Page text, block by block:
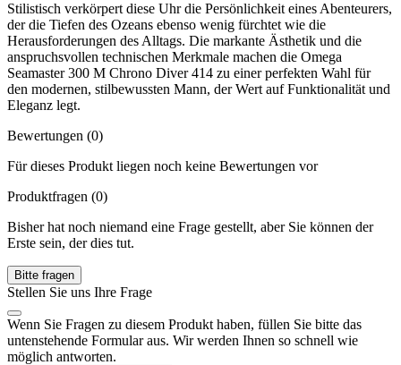
Stilistisch verkörpert diese Uhr die Persönlichkeit eines Abenteurers,
der die Tiefen des Ozeans ebenso wenig fürchtet wie die
Herausforderungen des Alltags. Die markante Ästhetik und die
anspruchsvollen technischen Merkmale machen die Omega
Seamaster 300 M Chrono Diver 414 zu einer perfekten Wahl für
den modernen, stilbewussten Mann, der Wert auf Funktionalität und
Eleganz legt.
Bewertungen (0)
Für dieses Produkt liegen noch keine Bewertungen vor
Produktfragen (0)
Bisher hat noch niemand eine Frage gestellt, aber Sie können der
Erste sein, der dies tut.
Bitte fragen
Stellen Sie uns Ihre Frage
Wenn Sie Fragen zu diesem Produkt haben, füllen Sie bitte das
untenstehende Formular aus. Wir werden Ihnen so schnell wie
möglich antworten.